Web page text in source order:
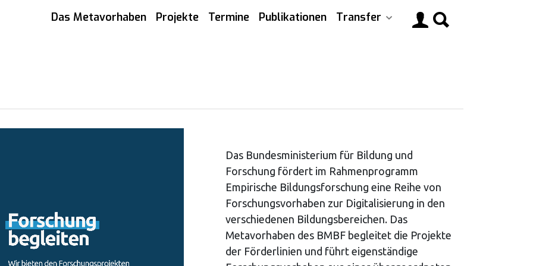
Das Metavorhaben Projekte Termine Publikationen Transfer
Das Bundesministerium für Bildung und
Forschung fördert im Rahmenprogramm
Empirische Bildungsforschung eine Reihe von
Forschungsvorhaben zur Digitalisierung in den
verschiedenen Bildungsbereichen. Das
Metavorhaben des BMBF begleitet die Projekte
der Förderlinien und führt eigenständige